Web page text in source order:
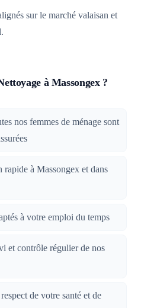
sur le marché valaisan et
à Massongex ?
nos femmes de ménage sont
rapide à Massongex et dans
à votre emploi du temps
et contrôle régulier de nos
de votre santé et de